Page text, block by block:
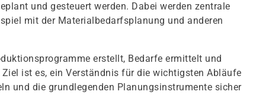
und gesteuert werden. Dabei werden zentrale
mit der Materialbedarfsplanung und anderen
erstellt, Bedarfe ermittelt und
ist es, ein Verständnis für die wichtigsten Abläufe
und die grundlegenden Planungsinstrumente sicher